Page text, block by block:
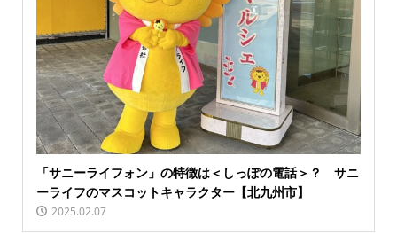
「サニーライフォン」の特徴は＜しっぽの電話＞？ サニ
ーライフのマスコットキャラクター【北九州市】
2025.02.07